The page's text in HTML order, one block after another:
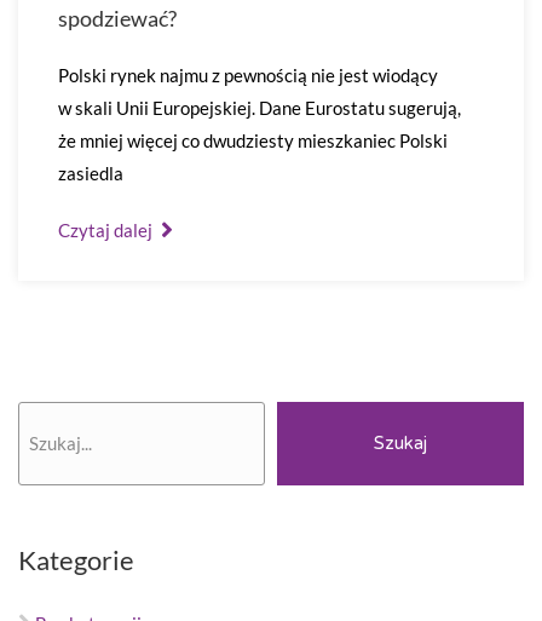
spodziewać?
Polski rynek najmu z pewnością nie jest wiodący
w skali Unii Europejskiej. Dane Eurostatu sugerują,
że mniej więcej co dwudziesty mieszkaniec Polski
zasiedla
Czytaj dalej
Szukaj
Kategorie